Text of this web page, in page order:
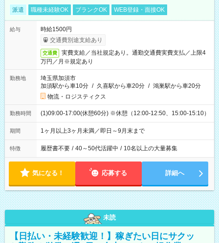
派遣 職種未経験OK ブランクOK WEB登録・面接OK
給与
時給1500円
交通費別途支給あり
交通費
実費支給／当社規定あり。通勤交通費実費支払／上限4
万円／月※規定あり
勤務地
埼玉県加須市
加須駅から車10分 / 久喜駅から車20分 / 鴻巣駅から車20分
物流・ロジスティクス
勤務時間 (1)09:00-17:00(休憩60分) ※休憩（12:00-12:50、15:00-15:10）
期間 1ヶ月以上3ヶ月未満／即日～9月末まで
特徴 履歴書不要 / 40～50代活躍中 / 10名以上の大量募集
気になる！ 応募する 詳細へ
未読
【日払い・未経験歓迎！】稼ぎたい日にサクッ